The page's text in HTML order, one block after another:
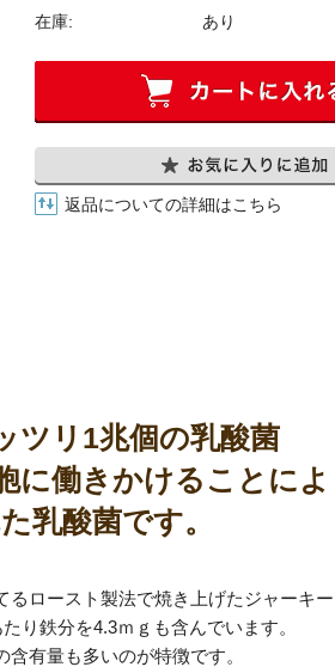
在庫: あり
返品についての詳細はこちら
ツリ1兆個の乳酸菌
に働きかけることによ
乳酸菌です。
るロースト製法で焼き上げたジャーキー
り鉄分を4.3ｍｇも含んでいます。
有量も多いのが特徴です。